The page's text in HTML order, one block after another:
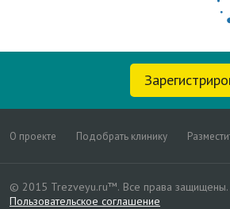
О проекте Подобрать клинику
© 2015 Trezveyu.ru™. Все права защищены.
Пользовательское соглашение